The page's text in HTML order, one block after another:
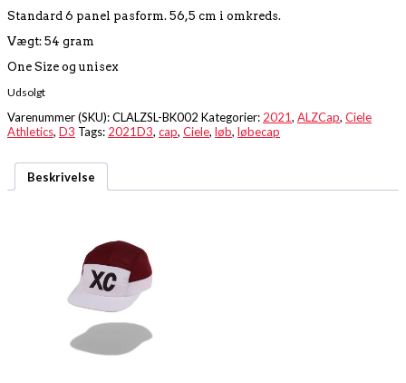
Standard 6 panel pasform. 56,5 cm i omkreds.
Vægt: 54 gram
One Size og unisex
Udsolgt
Varenummer (SKU):CLALZSL-BK002 Kategorier: 2021, ALZCap, Ciele
Athletics, D3 Tags: 2021D3, cap, Ciele, løb, løbecap
Beskrivelse